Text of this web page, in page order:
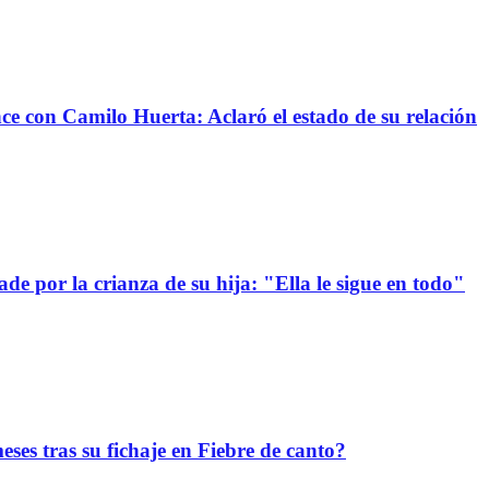
con Camilo Huerta: Aclaró el estado de su relación
por la crianza de su hija: "Ella le sigue en todo"
tras su fichaje en Fiebre de canto?